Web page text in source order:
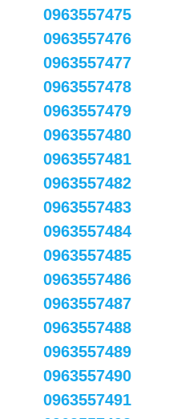
0963557475
0963557476
0963557477
0963557478
0963557479
0963557480
0963557481
0963557482
0963557483
0963557484
0963557485
0963557486
0963557487
0963557488
0963557489
0963557490
0963557491